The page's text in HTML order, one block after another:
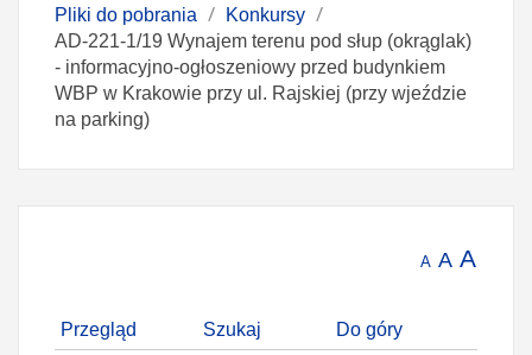
Pliki do pobrania
Konkursy
AD-221-1/19 Wynajem terenu pod słup (okrąglak)
- informacyjno-ogłoszeniowy przed budynkiem
WBP w Krakowie przy ul. Rajskiej (przy wjeździe
na parking)
A A A
Przegląd Szukaj
Do góry